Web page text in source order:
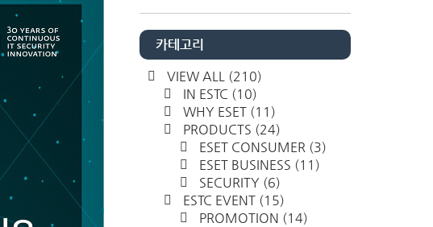
카테고리
VIEW ALL (210)
IN ESTC (10)
WHY ESET (11)
PRODUCTS (24)
ESET CONSUMER (3)
ESET BUSINESS (11)
SECURITY (6)
ESTC EVENT (15)
PROMOTION (14)